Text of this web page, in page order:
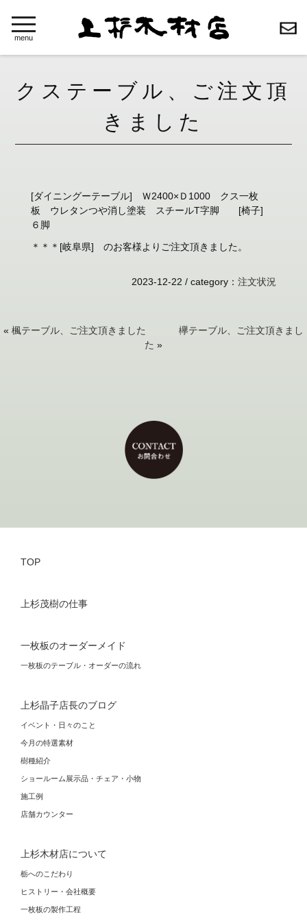
toggle
navigation
menu
クステーブル、ご注文頂
きました
[ダイニングーテーブル] Ｗ2400×Ｄ1000 クス一枚
板 ウレタンつや消し塗装 スチールT字脚 [椅子]
６脚
＊＊＊[岐阜県] のお客様よりご注文頂きました。
2023-12-22 /category ：注文状況
« 楓テーブル、ご注文頂きました
欅テーブル、ご注文頂きまし
た »
TOP
上杉茂樹の仕事
一枚板のオーダーメイド
一枚板のテーブル・オーダーの流れ
上杉晶子店長のブログ
イベント・日々のこと
今月の特選素材
樹種紹介
ショールーム展示品・チェア・小物
施工例
店舗カウンター
上杉木材店について
栃へのこだわり
ヒストリー・会社概要
一枚板の製作工程